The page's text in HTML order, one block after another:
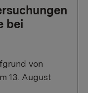
bei
von
13. August